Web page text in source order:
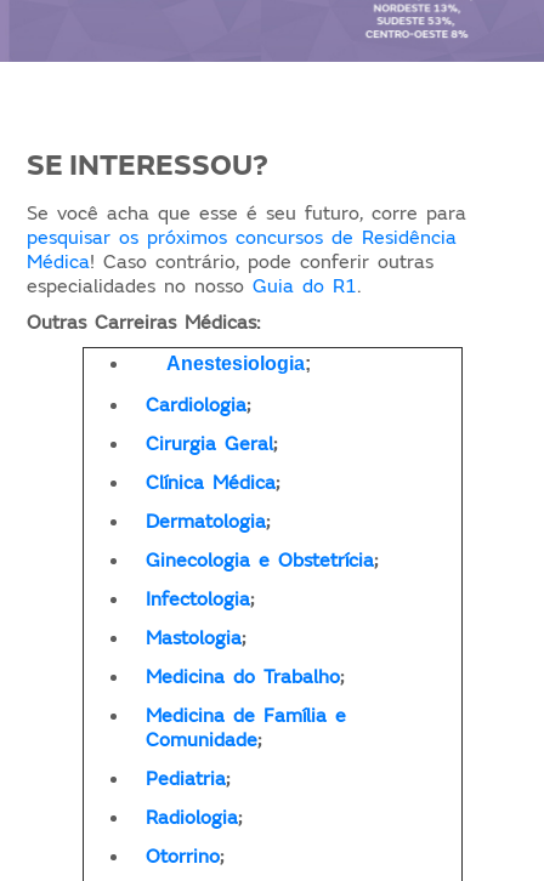
SE INTERESSOU?
Se você acha que esse é seu futuro, corre para
pesquisar os próximos concursos de Residência
Médica! Caso contrário, pode conferir outras
especialidades no nosso Guia do R1.
Outras Carreiras Médicas:
Anestesiologia;
Cardiologia;
Cirurgia Geral;
Clínica Médica;
Dermatologia;
Ginecologia e Obstetrícia;
Infectologia;
Mastologia;
Medicina do Trabalho;
Medicina de Família e
Comunidade;
Pediatria;
Radiologia;
Otorrino;